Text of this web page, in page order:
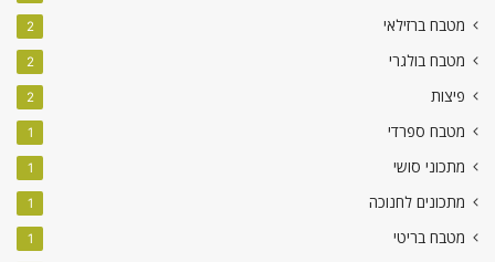
מטבח ברזילאי 2
מטבח בולגרי 2
פיצות 2
מטבח ספרדי 1
מתכוני סושי 1
מתכונים לחנוכה 1
מטבח בריטי 1